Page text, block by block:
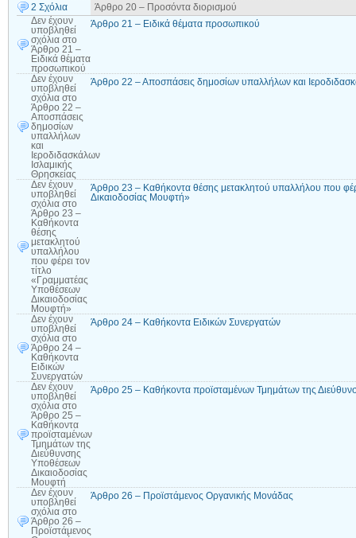
2 Σχόλια
Άρθρο 20 – Προσόντα διορισμού
Δεν έχουν
υποβληθεί
σχόλια στο
Άρθρο 21 –
Ειδικά θέματα
προσωπικού
Άρθρο 21 – Ειδικά θέματα προσωπικού
Δεν έχουν
υποβληθεί
σχόλια στο
Άρθρο 22 –
Αποσπάσεις
δημοσίων
υπαλλήλων
και
Ιεροδιδασκάλων
Ισλαμικής
Θρησκείας
Άρθρο 22 – Αποσπάσεις δημοσίων υπαλλήλων και
Δεν έχουν
υποβληθεί
σχόλια στο
Άρθρο 23 –
Καθήκοντα
θέσης
μετακλητού
υπαλλήλου
που φέρει τον
τίτλο
«Γραμματέας
Υποθέσεων
Δικαιοδοσίας
Μουφτή»
Άρθρο 23 – Καθήκοντα θέσης μετακλητού υπαλλήλου που
Δικαιοδοσίας Μουφτή»
Δεν έχουν
υποβληθεί
σχόλια στο
Άρθρο 24 –
Καθήκοντα
Ειδικών
Συνεργατών
Άρθρο 24 – Καθήκοντα Ειδικών Συνεργατών
Δεν έχουν
υποβληθεί
σχόλια στο
Άρθρο 25 –
Καθήκοντα
προϊσταμένων
Τμημάτων της
Διεύθυνσης
Υποθέσεων
Δικαιοδοσίας
Μουφτή
Άρθρο 25 – Καθήκοντα προϊσταμένων Τμημάτων της
Δεν έχουν
υποβληθεί
σχόλια στο
Άρθρο 26 –
Προϊστάμενος
Άρθρο 26 – Προϊστάμενος Οργανικής Μονάδας